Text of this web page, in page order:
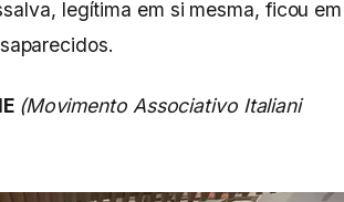
legítima em si mesma, ficou em
(Movimento Associativo Italiani